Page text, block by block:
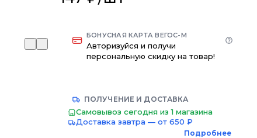
БОНУСНАЯ КАРТА ВЕГОС-М
Авторизуйся и получи
персональную скидку на товар!
ПОЛУЧЕНИЕ И ДОСТАВКА
Самовывоз сегодня из 1 магазина
Доставка завтра — от 650 ₽
Подробнее